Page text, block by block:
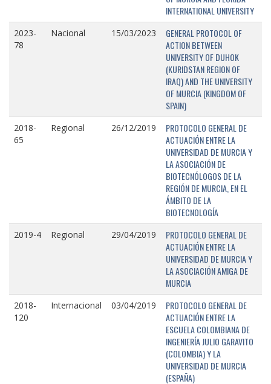
INTERNATIONAL UNIVERSITY
2023-
78
Nacional 15/03/2023
GENERAL PROTOCOL OF
ACTION BETWEEN
UNIVERSITY OF DUHOK
(KURIDSTAN REGION OF
IRAQ) AND THE UNIVERSITY
OF MURCIA (KINGDOM OF
SPAIN)
2018-
65
Regional 26/12/2019
PROTOCOLO GENERAL DE
ACTUACIÓN ENTRE LA
UNIVERSIDAD DE MURCIA Y
LA ASOCIACIÓN DE
BIOTECNÓLOGOS DE LA
REGIÓN DE MURCIA, EN EL
ÁMBITO DE LA
BIOTECNOLOGÍA
2019-4 Regional 29/04/2019
PROTOCOLO GENERAL DE
ACTUACIÓN ENTRE LA
UNIVERSIDAD DE MURCIA Y
LA ASOCIACIÓN AMIGA DE
MURCIA
2018-
120
Internacional 03/04/2019
PROTOCOLO GENERAL DE
ACTUACIÓN ENTRE LA
ESCUELA COLOMBIANA DE
INGENIERÍA JULIO GARAVITO
(COLOMBIA) Y LA
UNIVERSIDAD DE MURCIA
(ESPAÑA)